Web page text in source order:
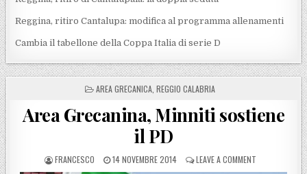
Reggina, ritiro Cantalupa: modifica al programma allenamenti
Cambia il tabellone della Coppa Italia di serie D
POSTED IN
AREA GRECANICA REGGIO CALABRIA
Area Grecanina, Minniti sostiene
il PD
POSTED BY
FRANCESCO POSTED ON
14 NOVEMBRE 2014 LEAVE A COMMENTON AREA